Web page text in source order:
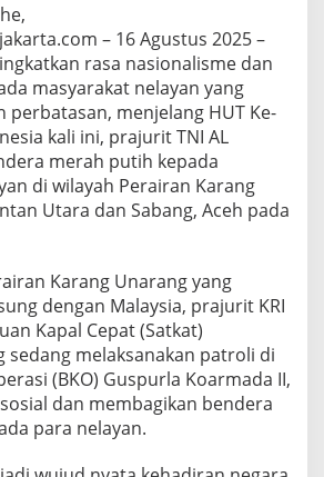
I
B
A
R
D
I
U
J
N
G
G
R
I
– 16 Agustus 2025 –
rasa nasionalisme dan
masyarakat nelayan yang
perbatasan, menjelang HUT Ke-
kali ini, prajurit TNI AL
merah putih kepada
di wilayah Perairan Karang
Utara dan Sabang, Aceh pada
Karang Unarang yang
dengan Malaysia, prajurit KRI
Kapal Cepat (Satkat)
sedang melaksanakan patroli di
(BKO) Guspurla Koarmada II,
dan membagikan bendera
para nelayan.